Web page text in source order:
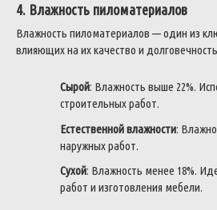
4. Влажность пиломатериалов
Влажность пиломатериалов — один из
влияющих на их качество и
Сырой: Влажность выше 22%.
строительных работ.
Естественной влажности:
наружных работ.
Сухой: Влажность менее 18%.
работ и изготовления мебели.